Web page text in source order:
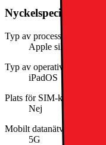
Nyckelspecifikation
Typ av processor
Apple silicon
Typ av operativsystem
iPadOS
Plats för SIM-kort
Nej
Mobilt datanätverk
5G